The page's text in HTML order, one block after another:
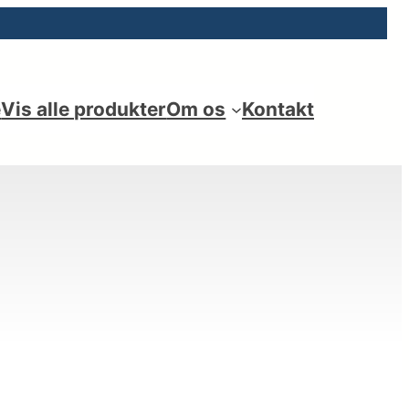
Vis alle produkterOm os Kontakt